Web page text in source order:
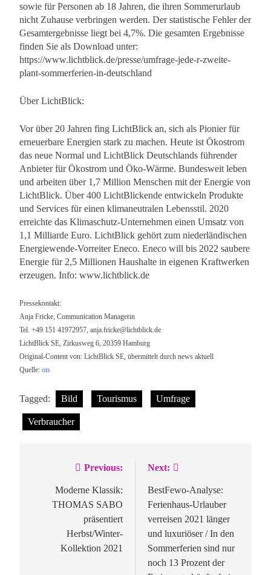
sowie für Personen ab 18 Jahren, die ihren Sommerurlaub
nicht Zuhause verbringen werden. Der statistische Fehler der
Gesamtergebnisse liegt bei 4,7%. Die gesamten Ergebnisse
finden Sie als Download unter:
https://www.lichtblick.de/presse/umfrage-jede-r-zweite-
plant-sommerferien-in-deutschland
Über LichtBlick:
Vor über 20 Jahren fing LichtBlick an, sich als Pionier für
erneuerbare Energien stark zu machen. Heute ist Ökostrom
das neue Normal und LichtBlick Deutschlands führender
Anbieter für Ökostrom und Öko-Wärme. Bundesweit leben
und arbeiten über 1,7 Million Menschen mit der Energie von
LichtBlick. Über 400 LichtBlickende entwickeln Produkte
und Services für einen klimaneutralen Lebensstil. 2020
erreichte das Klimaschutz-Unternehmen einen Umsatz von
1,1 Milliarde Euro. LichtBlick gehört zum niederländischen
Energiewende-Vorreiter Eneco. Eneco will bis 2022 saubere
Energie für 2,5 Millionen Haushalte in eigenen Kraftwerken
erzeugen. Info: www.lichtblick.de
Pressekontakt:
Anja Fricke, Communication Managerin
Tel. +49 151 41972957, anja.fricke@lichtblick.de
LichtBlick SE, Zirkusweg 6, 20359 Hamburg
Original-Content von: LichtBlick SE, übermittelt durch news aktuell
Quelle: ots
Tagged: Bild Tourismus Umfrage
Verbraucher
Beitragsnavigation
Previous:
Moderne Klassik:
THOMAS SABO
präsentiert
Herbst/Winter-
Kollektion 2021
Next:
BestFewo-Analyse:
Ferienhaus-Urlauber
verreisen 2021 länger
und luxuriöser / In den
Sommerferien sind nur
noch 13 Prozent der